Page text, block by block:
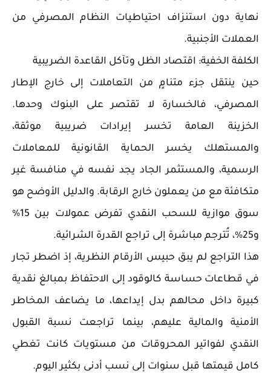
نهاية دون استنزاف احتياطيات النظام المصرفي من
العملات الأجنبية.
الكلفة الخفية: اقتصاد الظل وتآكل القاعدة الضريبية
حين ينتقل جزء متنامٍ من التعاملات إلى خارج الإطار
المصرفي، فالخسارة لا تقتصر على البنوك وحدها.
الخزينة العامة تخسر إيرادات ضريبية موثقة،
والمستهلك يخسر الحماية القانونية للمعاملات
الرسمية، والمستثمر الجاد يجد نفسه في منافسة غير
متكافئة مع من يعملون خارج الرقابة. والدليل الأوضح هو
سوق موازية للسحب النقدي تفرض عمولات بين 15%
و25%، تُترجم مباشرة إلى تراجع القدرة الشرائية.
هذا التراجع لم يبق حبيس الأرقام النظرية، إذ اضطر تجار
في قطاعات حساسة كالوقود إلى الاحتفاظ بمبالغ نقدية
كبيرة داخل محالهم بدل إيداعها، ما يضاعف المخاطر
الأمنية والمالية عليهم، بينما تراجعت نسبة القبول
النقدي لفواتير المحروقات من مستويات كانت تغطي
كامل قيمتها قبل سنوات إلى نسب أدنى بكثير اليوم.